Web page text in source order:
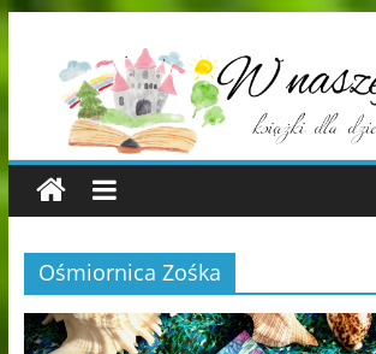
Ośmiornica Zośka